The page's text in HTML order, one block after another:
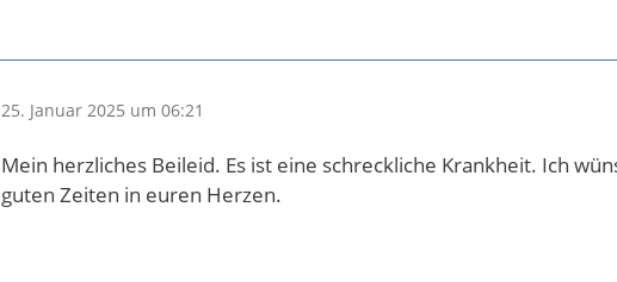
25. Januar 2025 um 06:21
Mein herzliches Beileid. Es ist eine schreckliche Krankheit. Ich
guten Zeiten in euren Herzen.